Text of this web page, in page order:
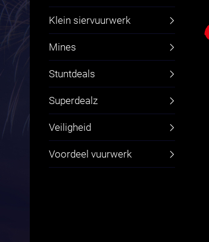
Klein siervuurwerk
Mines
Stuntdeals
Superdealz
Veiligheid
Voordeel vuurwerk